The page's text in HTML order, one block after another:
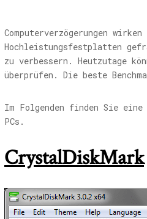
Computerverzögerungen
Hochleistungsfestplatten
zu verbessern. Heutzutage
überprüfen. Die beste
Im Folgenden finden Sie
PCs.
CrystalDiskMark